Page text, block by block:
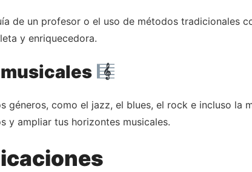
de un profesor o el uso de métodos tradicionales
y enriquecedora.
como el jazz, el blues, el rock e incluso la
y ampliar tus horizontes musicales.